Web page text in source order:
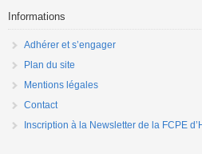
Informations
Adhérer et s’engager
Plan du site
Mentions légales
Contact
Inscription à la Newsletter de la FCPE